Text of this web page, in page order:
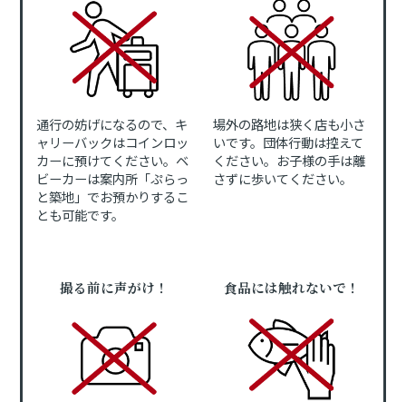
通行の妨げになるので、キ
ャリーバックはコインロッ
カーに預けてください。ベ
ビーカーは案内所「ぷらっ
と築地」でお預かりするこ
とも可能です。
場外の路地は狭く店も小さ
いです。団体行動は控えて
ください。お子様の手は離
さずに歩いてください。
撮る前に声がけ！ 食品には触れないで！